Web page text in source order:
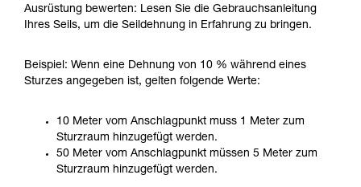
Ausrüstung bewerten: Lesen Sie die Gebrauchsanleitung
Ihres Seils, um die Seildehnung in Erfahrung zu bringen.
Beispiel: Wenn eine Dehnung von 10 % während eines
Sturzes angegeben ist, gelten folgende Werte:
10 Meter vom Anschlagpunkt muss 1 Meter zum
Sturzraum hinzugefügt werden.
50 Meter vom Anschlagpunkt müssen 5 Meter zum
Sturzraum hinzugefügt werden.